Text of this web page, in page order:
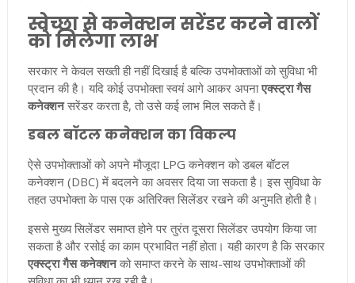
स्वेच्छा से कनेक्शन सरेंडर करने वालों
को मिलेगा लाभ
सरकार ने केवल सख्ती ही नहीं दिखाई है बल्कि उपभोक्ताओं को सुविधा भी
प्रदान की है। यदि कोई उपभोक्ता स्वयं आगे आकर अपनाएक्स्ट्रा गैस
कनेक्शनसरेंडर करता है, तो उसे कई लाभ मिल सकते हैं।
डबल बॉटल कनेक्शन का विकल्प
ऐसे उपभोक्ताओं को अपने मौजूदा LPG कनेक्शन को डबल बॉटल
कनेक्शन (DBC) में बदलने का अवसर दिया जा सकता है। इस सुविधा के
तहत उपभोक्ता के पास एक अतिरिक्त सिलेंडर रखने की अनुमति होती है।
इससे मुख्य सिलेंडर समाप्त होने पर तुरंत दूसरा सिलेंडर उपयोग किया जा
सकता है और रसोई का काम प्रभावित नहीं होता। यही कारण है कि सरकार
एक्स्ट्रा गैस कनेक्शनको समाप्त करने के साथ-साथ उपभोक्ताओं की